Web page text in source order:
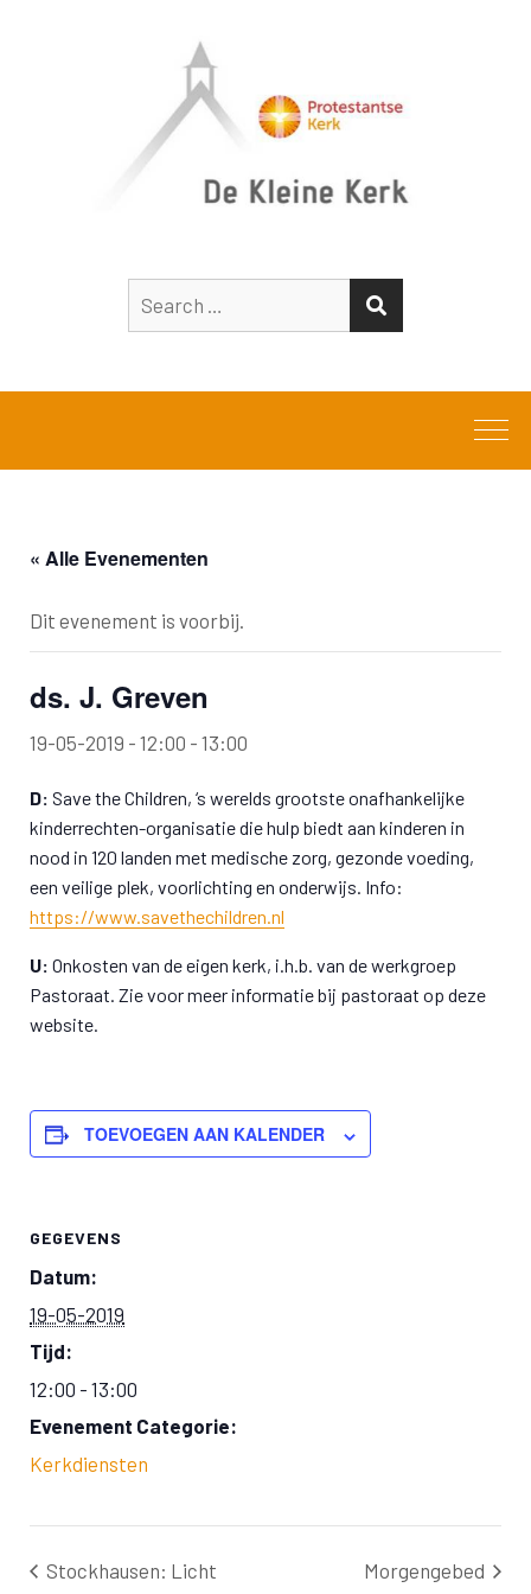
for:
« Alle Evenementen
Dit evenement is voorbij.
ds. J. Greven
19-05-2019 - 12:00 - 13:00
D: Save the Children, ‘s werelds grootste onafhankelijke
kinderrechten-organisatie die hulp biedt aan kinderen in
nood in 120 landen met medische zorg, gezonde voeding,
een veilige plek, voorlichting en onderwijs. Info:
https://www.savethechildren.nl
U: Onkosten van de eigen kerk, i.h.b. van de werkgroep
Pastoraat. Zie voor meer informatie bij pastoraat op deze
website.
TOEVOEGEN AAN KALENDER
GEGEVENS
Datum:
19-05-2019
Tijd:
12:00 - 13:00
Evenement Categorie:
Kerkdiensten
Stockhausen: Licht Morgengebed